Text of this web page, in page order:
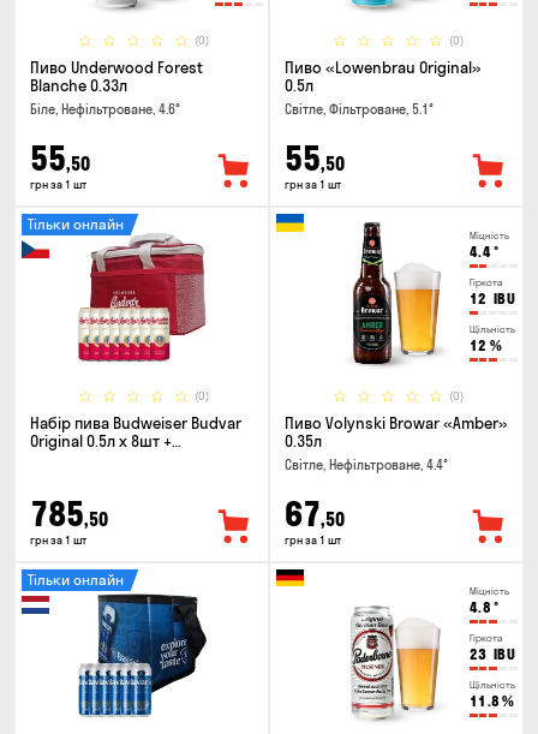
(0)
Пиво Underwood Forest
Blanche 0.33л
Біле, Нефільтроване, 4.6°
55,50
грн за 1 шт
(0)
Пиво «Lowenbrau Original»
0.5л
Світле, Фільтроване, 5.1°
55,50
грн за 1 шт
(0)
Тільки онлайн
Набір пива Budweiser Budvar
Original 0.5л х 8шт +
785,50
грн за 1 шт
Міцність
4.4°
Гіркота
12 IBU
Щільність
12 %
(0)
Пиво Volynski Browar «Amber»
0.35л
Світле, Нефільтроване, 4.4°
67,50
грн за 1 шт
Тільки онлайн
Міцність
4.8 °
Гіркота
23 IBU
Щільність
11.8 %